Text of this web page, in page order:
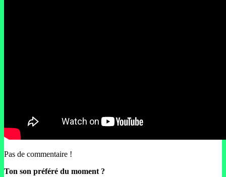
Pas de commentaire !
Ton son préféré du moment ?